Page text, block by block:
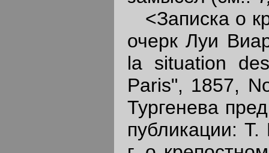
<Записка о
очерк Луи
la situation
Paris", 1857,
Тургенева
публикации: